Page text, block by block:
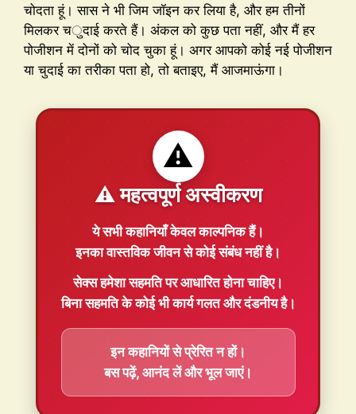
चोदता हूं। सास ने भी जिम जॉइन कर लिया है, और हम तीनों
मिलकर चुदाई करते हैं। अंकल को कुछ पता नहीं, और मैं हर
पोजीशन में दोनों को चोद चुका हूं। अगर आपको कोई नई पोजीशन
या चुदाई का तरीका पता हो, तो बताइए, मैं आजमाऊंगा।
⚠️
⚠️ महत्वपूर्ण अस्वीकरण
ये सभी कहानियाँकेवल काल्पनिकहैं।
इनका वास्तविक जीवन से कोई संबंध नहीं है।
सेक्स हमेशासहमतिपर आधारित होना चाहिए।
बिना सहमति के कोई भी कार्य गलत और दंडनीय है।
इन कहानियों से प्रेरित न हों।
बस पढ़ें, आनंद लें और भूल जाएं।